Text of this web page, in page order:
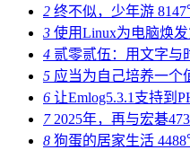
2 终不似，少年游
3 使用Linux为电脑焕
4 贰零贰伍：用文字与
5 应当为自己培养一个
6 让Emlog5.3.1支持到
72025年，再与宏碁
8 狗蛋的居家生活